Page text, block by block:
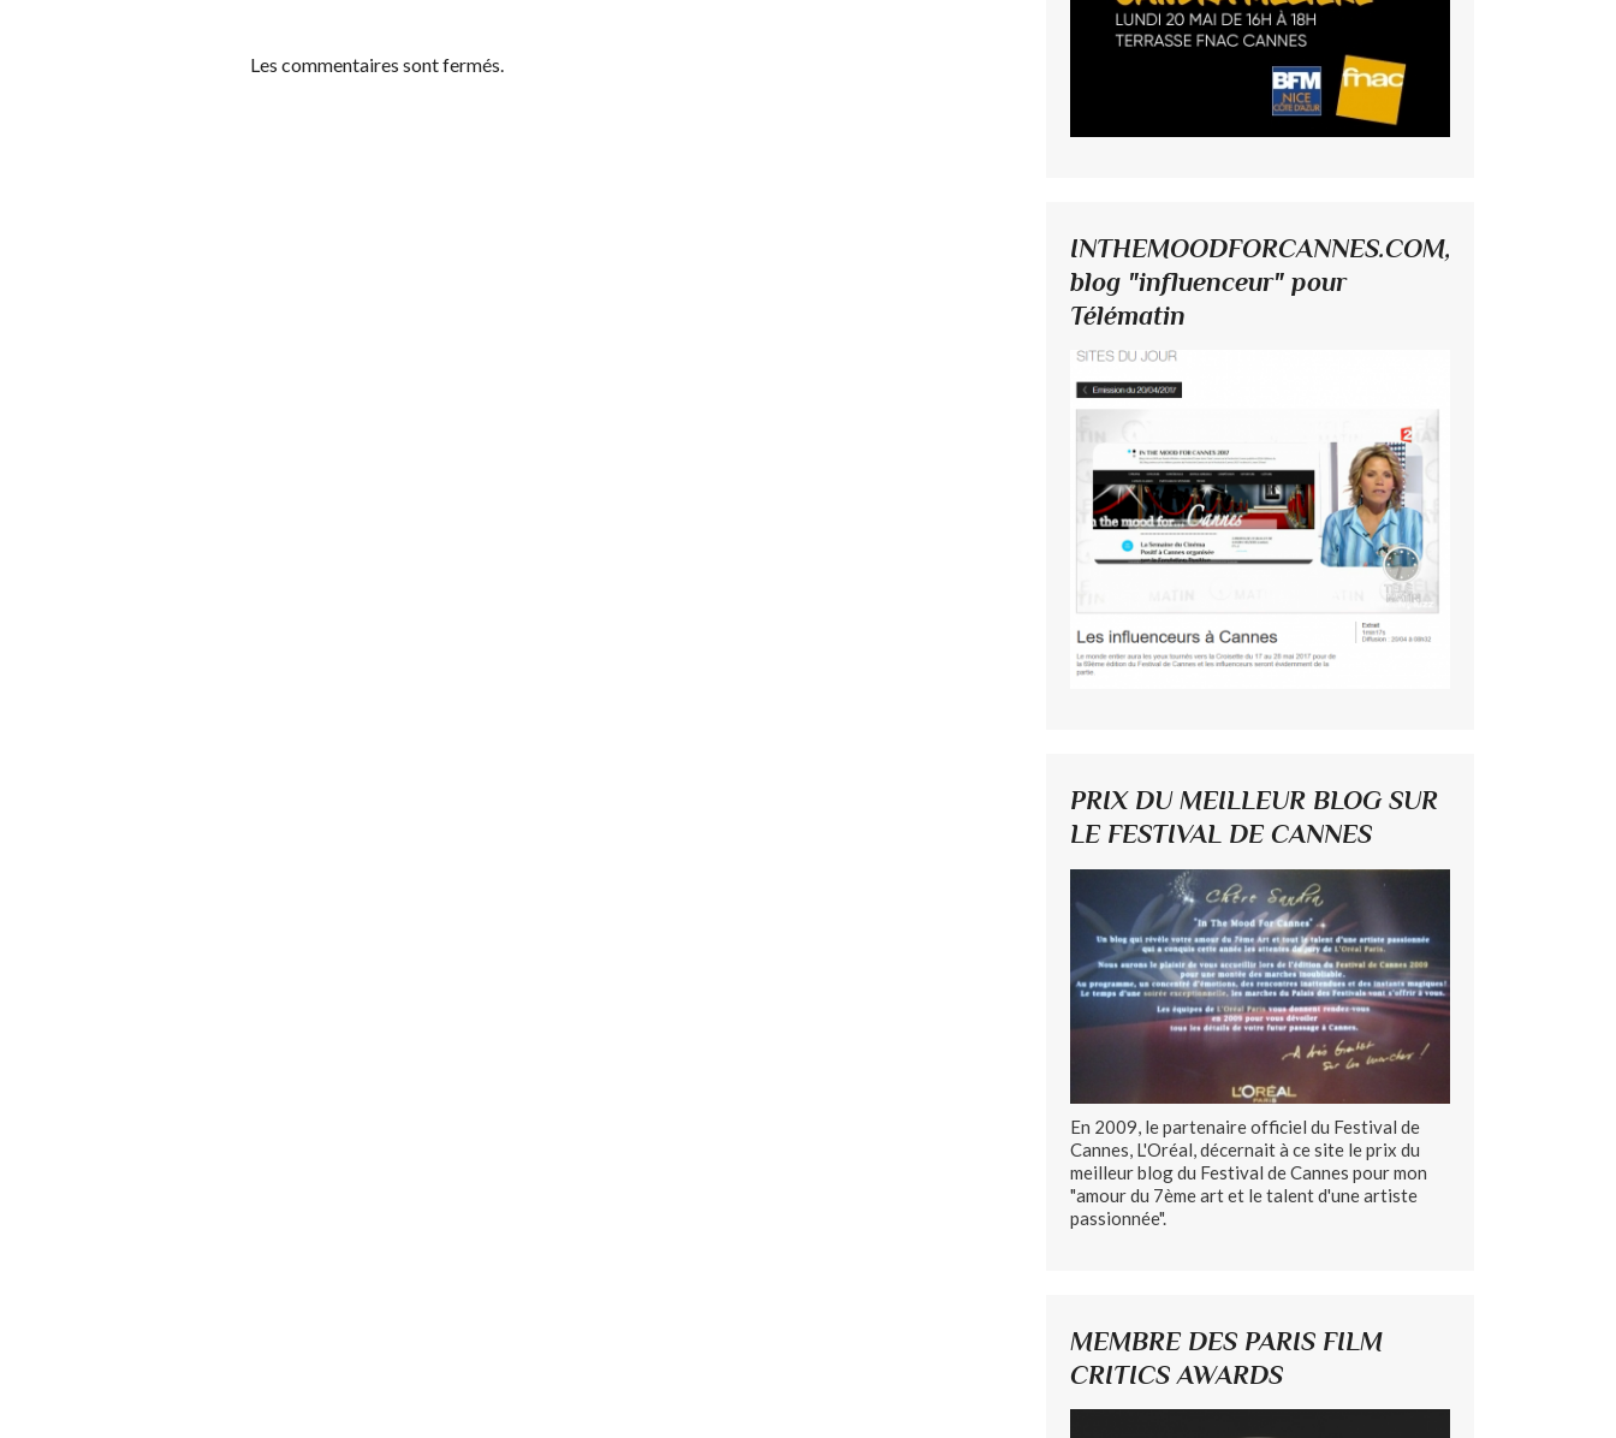
Les commentaires sont fermés.
INTHEMOODFORCANNES.COM,
blog "influenceur" pour
Télématin
PRIX DU MEILLEUR BLOG SUR
LE FESTIVAL DE CANNES
En 2009, le partenaire officiel du Festival de
Cannes, L'Oréal, décernait à ce site le prix du
meilleur blog du Festival de Cannes pour mon
"amour du 7ème art et le talent d'une artiste
passionnée".
MEMBRE DES PARIS FILM
CRITICS AWARDS